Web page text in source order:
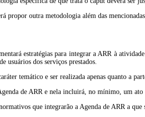
propor outra metodologia além das
estratégias para integrar a ARR à
usuários dos serviços prestados.
temático e ser realizada apenas quanto a
de ARR e nela incluirá, no mínimo, um ato
que integrarão a Agenda de ARR a